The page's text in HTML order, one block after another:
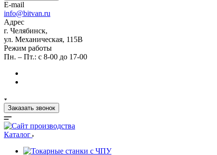
E-mail
info@bitvan.ru
Адрес
г. Челябинск,
ул. Механическая, 115В
Режим работы
Пн. – Пт.: с 8-00 до 17-00
Заказать звонок
Каталог